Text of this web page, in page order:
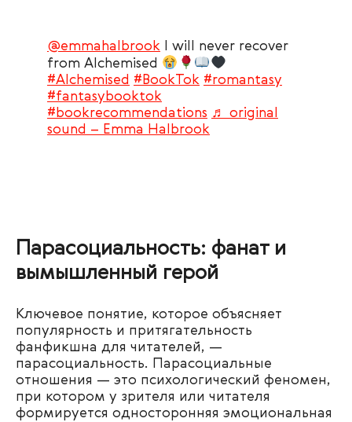
@emmahalbrook I will never recover
from Alchemised
#Alchemised #BookTok #romantasy
#fantasybooktok
#bookrecommendations ♬ original
sound – Emma Halbrook
Парасоциальность: фанат и
вымышленный герой
Ключевое понятие, которое объясняет
популярность и притягательность
фанфикшна для читателей, —
парасоциальность. Парасоциальные
отношения — это психологический феномен,
при котором у зрителя или читателя
формируется односторонняя эмоциональная